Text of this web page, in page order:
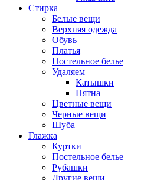
Стирка
Белые вещи
Верхняя одежда
Обувь
Платья
Постельное белье
Удаляем
Катышки
Пятна
Цветные вещи
Черные вещи
Шуба
Глажка
Куртки
Постельное белье
Рубашки
Другие вещи